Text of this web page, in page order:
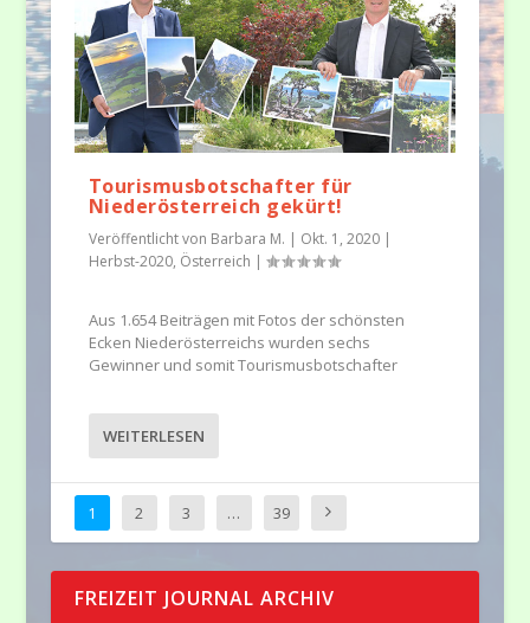
Tourismusbotschafter für
Niederösterreich gekürt!
Veröffentlicht von Barbara M. | Okt. 1, 2020|
Herbst-2020, Österreich |
Aus 1.654 Beiträgen mit Fotos der schönsten
Ecken Niederöster­reichs wurden sechs
Gewinner und somit Tourismusbotschafter
WEITERLESEN
1 2 3 … 39
FREIZEIT JOURNAL ARCHIV